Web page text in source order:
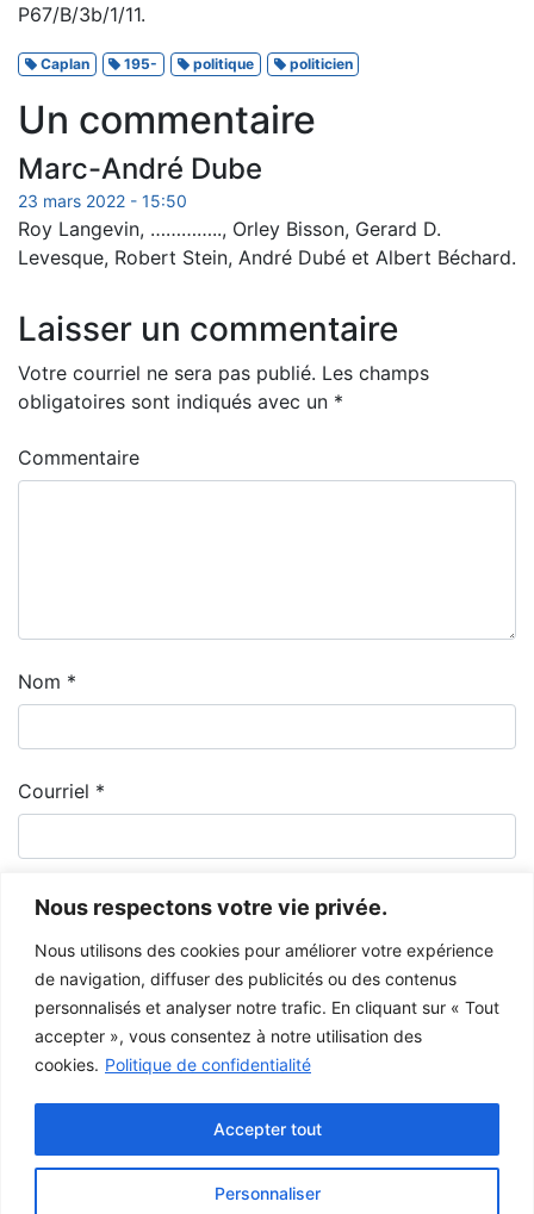
Nous respectons votre vie privée.
Nous utilisons des cookies pour améliorer votre expérience
de navigation, diffuser des publicités ou des contenus
personnalisés et analyser notre trafic. En cliquant sur « Tout
accepter », vous consentez à notre utilisation des
cookies. Politique de confidentialité
Personnaliser
Accepter tout
P67/B/3b/1/11.
Caplan 195- politique politicien
Un commentaire
Marc-André Dube
23 mars 2022 - 15:50
Roy Langevin, ………….., Orley Bisson, Gerard D.
Levesque, Robert Stein, André Dubé et Albert Béchard.
Laisser un commentaire
Votre courriel ne sera pas publié. Les champs
obligatoires sont indiqués avec un *
Commentaire
Nom *
Courriel *
pas modifier l’œuvre et d’inscrire la référence complète.
Pour toute autre utilisation à des fins publiques, veuillez contacter le